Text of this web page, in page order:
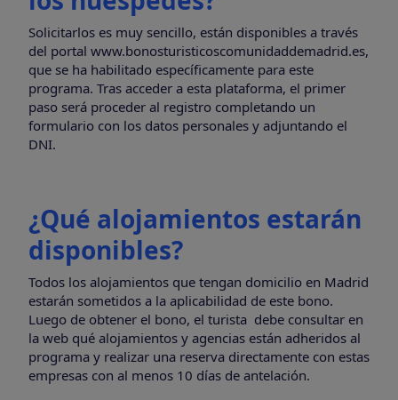
Solicitarlos es muy sencillo, están disponibles a través
del portal www.bonosturisticoscomunidaddemadrid.es,
que se ha habilitado específicamente para este
programa. Tras acceder a esta plataforma, el primer
paso será proceder al registro ​​completando un
formulario con los datos personales y adjuntando el
DNI.
¿Qué alojamientos estarán
disponibles?
Todos los alojamientos que tengan domicilio en Madrid
estarán sometidos a la aplicabilidad de este bono.
Luego de obtener el bono, el turista debe consultar en
la web qué alojamientos y agencias están adheridos al
programa y realizar una reserva directamente con estas
empresas con al menos 10 días de antelación.